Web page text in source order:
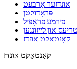
אונדזער אַרבעט
פּראָדוקטן
פירמע פּראָפיל
און לייזונגען
קאָנטאַקט אונדז
קאָנטאַקט אונדז